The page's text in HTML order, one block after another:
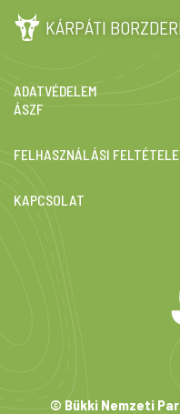
KÁRPÁTI
IMPRESSZUM
ADATVÉDELEM
ÁSZF
FELHASZNÁLÁSI
KAPCSOLAT
© Bükki Nemzeti